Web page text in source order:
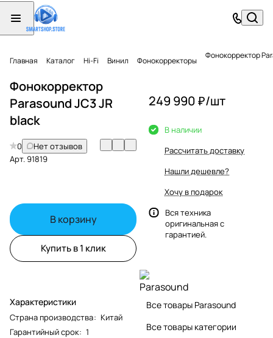
Главная Каталог Hi-Fi Винил Фонокорректоры Фонокорректор
Фонокорректор
Parasound JC3 JR
black
0
Нет отзывов
Арт.91819
В корзину
Купить в 1 клик
Характеристики
Страна производства: Китай
Гарантийный срок: 1
249 990 ₽/шт
В наличии
Рассчитать доставку
Нашли дешевле?
Хочу в подарок
Вся техника
оригинальная с
гарантией.
Все товары Parasound
Все товары категории